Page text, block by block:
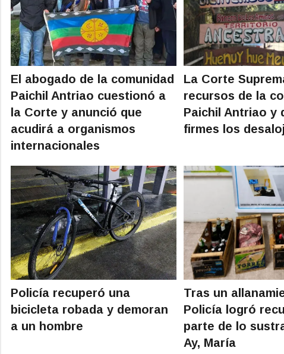
El abogado de la comunidad
Paichil Antriao cuestionó a
la Corte y anunció que
acudirá a organismos
internacionales
La Corte
recursos de la
Paichil Antriao y
firmes los
Policía recuperó una
bicicleta robada y demoran
a un hombre
Tras un
Policía logró
parte de lo
Ay, María